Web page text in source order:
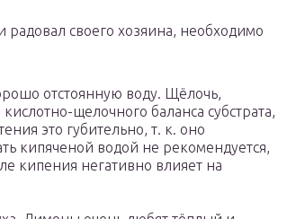
своего хозяина, необходимо
отстоянную воду. Щёлочь,
щелочного баланса субстрата,
это губительно, т. к. оно
кипяченой водой не рекомендуется,
кипения негативно влияет на